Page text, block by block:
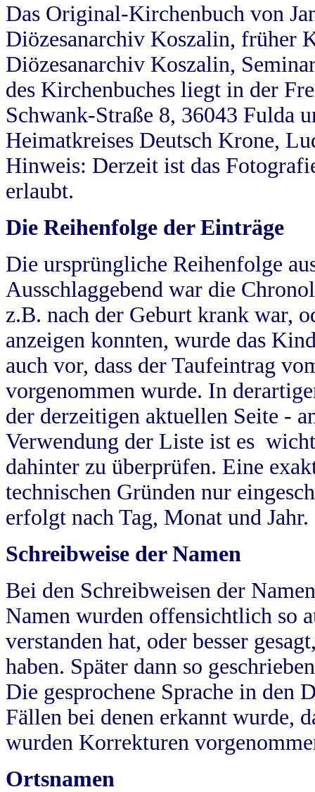
Das Original-Kirchenbuch von
Diözesanarchiv Koszalin, früher
Diözesanarchiv Koszalin,
des Kirchenbuches liegt in der
Schwank-Straße 8, 36043 Fulda
Heimatkreises Deutsch Krone,
Hinweis: Derzeit ist das
erlaubt.
Die Reihenfolge der Einträge
Die ursprüngliche Reihenfolge
Ausschlaggebend war die
z.B. nach der Geburt krank war,
anzeigen konnten, wurde das
auch vor, dass der Taufeintrag
vorgenommen wurde. In
der derzeitigen aktuellen Seite -
Verwendung der Liste ist es
dahinter zu überprüfen. Eine
technischen Gründen nur
erfolgt nach Tag, Monat und Jahr.
Schreibweise der Namen
Bei den Schreibweisen der
Namen wurden offensichtlich so
verstanden hat, oder besser
haben. Später dann so
Die gesprochene Sprache in
Fällen bei denen erkannt wurde,
wurden Korrekturen
Ortsnamen